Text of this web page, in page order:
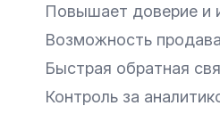
Повышает доверие и
Возможность
Быстрая обратная
Контроль за